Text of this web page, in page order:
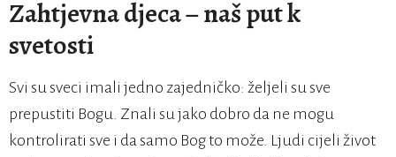
Zahtjevna djeca – naš put k
svetosti
Svi su sveci imali jedno zajedničko: željeli su sve
prepustiti Bogu. Znali su jako dobro da ne mogu
kontrolirati sve i da samo Bog to može. Ljudi cijeli život